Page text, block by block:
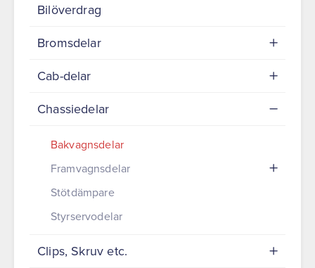
Bilöverdrag
Bromsdelar
Cab-delar
Chassiedelar
Bakvagnsdelar
Framvagnsdelar
Stötdämpare
Styrservodelar
Clips, Skruv etc.